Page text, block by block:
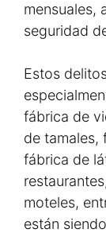
mensuales,
seguridad
Estos
fábrica de
de tamales,
fábrica de
moteles,
están